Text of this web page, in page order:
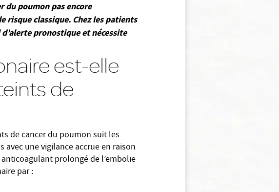
du poumon pas encore
risque classique. Chez les patients
pronostique et nécessite
est-elle
de
de cancer du poumon suit les
avec une vigilance accrue en raison
prolongé de l’embolie
par :